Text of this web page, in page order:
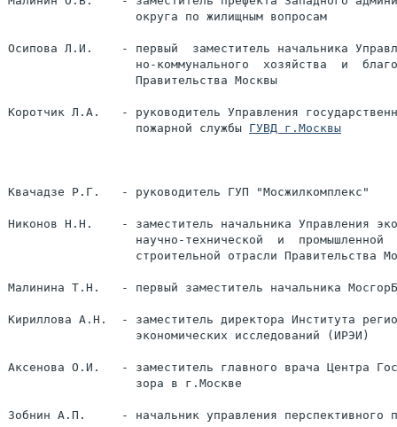
                  округа по жилищным вопросам
Осипова Л.И.    - первый  заместитель начальника
но-коммунального  хозяйства  и
                  Правительства Москвы
Коротчик Л.А.   - руководитель Управления
                  пожарной службы
ГУВД г.Москвы
Квачадзе Р.Г.   - руководитель ГУП "Мосжилкомплекс"
Никонов Н.Н.    - заместитель начальника Управления
научно-технической  и  промышленной
строительной отрасли Правительства
Малинина Т.Н.   - первый заместитель начальника
Кириллова А.Н.  - заместитель директора Института
                  экономических исследований (ИРЭИ)
Аксенова О.И.   - заместитель главного врача Центра
                  зора в г.Москве
Зобнин А.П.     - начальник управления перспективного